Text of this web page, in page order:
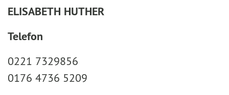
ELISABETH HUTHER
Telefon
0221 7329856
0176 4736 5209